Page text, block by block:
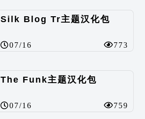
Silk Blog Tr主题汉化包
07/16 773
The Funk主题汉化包
07/16 759